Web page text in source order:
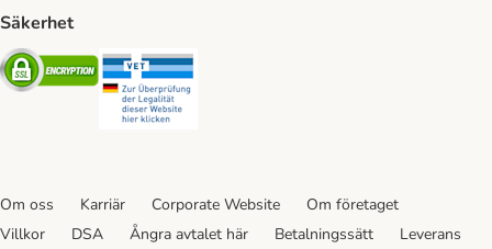
Säkerhet
Security
Om oss Karriär Corporate Website
Om företaget
Villkor
DSA Ångra avtalet här Betalningssätt
Leverans